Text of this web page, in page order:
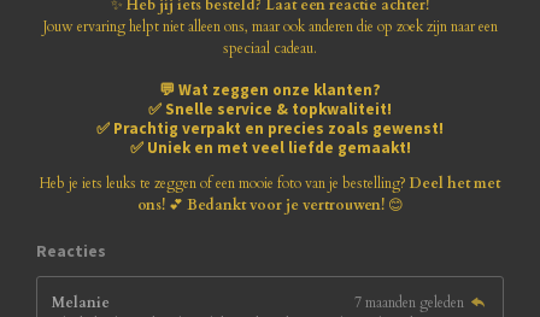
1
8
e e e e
n
✨ Heb jij iets besteld? Laat een reactie achter!
Jouw ervaring helpt niet alleen ons, maar ook anderen die op zoek zijn naar een
speciaal cadeau.
💬 Wat zeggen onze klanten?
✅ Snelle service & topkwaliteit!
✅ Prachtig verpakt en precies zoals gewenst!
✅ Uniek en met veel liefde gemaakt!
Heb je iets leuks te zeggen of een mooie foto van je bestelling? Deel het met
ons!💕 Bedankt voor je vertrouwen!😊
Reacties
Melanie
7 maanden geleden